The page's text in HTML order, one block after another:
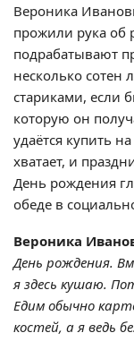
Вероника
прожили рука об
подрабатывают
несколько сотен
стариками, если
которую он
удаётся купить
хватает, и
День рождения
обеде в
Вероника
День рождения.
я здесь кушаю.
Едим обычно
костей, а я ведь